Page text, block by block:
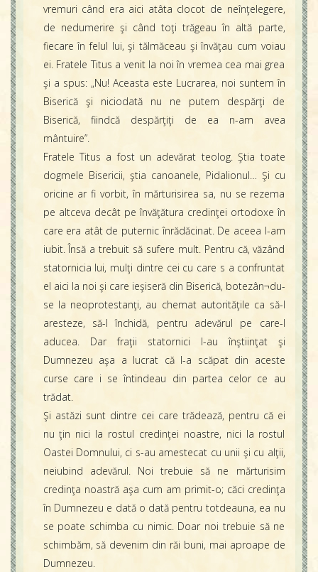
vremuri când era aici atâta clocot de neînţelegere,
de nedumerire şi când toţi trăgeau în altă parte,
fiecare în felul lui, şi tălmăceau şi învăţau cum voiau
ei. Fratele Titus a venit la noi în vremea cea mai grea
şi a spus: „Nu! Aceasta este Lucrarea, noi suntem în
Biserică şi niciodată nu ne putem despărţi de
Biserică, fiindcă despărţiţi de ea n-am avea
mântuire”.
Fratele Titus a fost un adevărat teolog. Ştia toate
dogmele Bisericii, ştia canoanele, Pidalionul… Şi cu
oricine ar fi vorbit, în mărturisirea sa, nu se rezema
pe altceva decât pe învăţătura credinţei ortodoxe în
care era atât de puternic înrădăcinat. De aceea l-am
iubit. Însă a trebuit să sufere mult. Pentru că, văzând
statornicia lui, mulţi dintre cei cu care s a confruntat
el aici la noi şi care ieşiseră din Biserică, botezân¬du-
se la neoprotestanţi, au chemat autorităţile ca să-l
aresteze, să-l închidă, pentru adevărul pe care-l
aducea. Dar fraţii statornici l-au înştiinţat şi
Dumnezeu aşa a lucrat că l-a scăpat din aceste
curse care i se întindeau din partea celor ce au
trădat.
Şi astăzi sunt dintre cei care trădează, pentru că ei
nu ţin nici la rostul credinţei noastre, nici la rostul
Oastei Domnului, ci s-au amestecat cu unii şi cu alţii,
neiubind adevărul. Noi trebuie să ne mărturisim
credinţa noastră aşa cum am primit-o; căci credinţa
în Dumnezeu e dată o dată pentru totdeauna, ea nu
se poate schimba cu nimic. Doar noi trebuie să ne
schimbăm, să devenim din răi buni, mai aproape de
Dumnezeu.